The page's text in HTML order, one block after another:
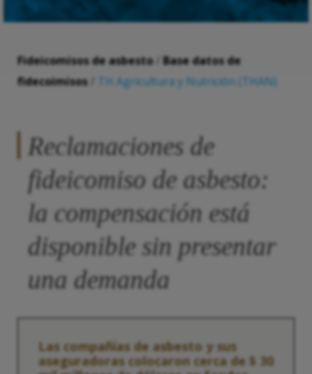
Fideicomisos de asbesto/ Base datos de
fidecoimisos/ TH Agricultura y Nutrición (THAN)
Reclamaciones de
fideicomiso de asbesto:
la compensación está
disponible sin presentar
una demanda
Las compañías de asbesto y sus
aseguradoras colocaron cerca de $ 30